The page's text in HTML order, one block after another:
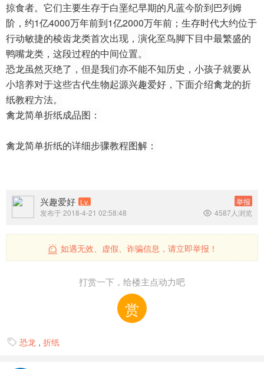
掠食者。它们主要生存于白垩纪早期的凡蓝今阶到巴列姆
阶，约1亿4000万年前到1亿2000万年前；生存时代大约位于
行动敏捷的棱齿龙类首次出现，演化至鸟脚下目中最繁盛的
鸭嘴龙类，这段过程的中间位置。
恐龙虽然灭绝了，但是我们亦不能不知历史，小孩子就要从
小培养对于这些古代生物起源兴趣爱好，下面介绍禽龙的折
纸教程方法。
禽龙简单折纸成品图：
禽龙简单折纸的详细步骤教程图解：
兴趣爱好 Lv.
举报
发布于 2018-4-21 02:58:48
 4587人浏览
 如遇无效、虚假、诈骗信息，请立即举报！
打赏一下，给楼主点动力吧
赏
 恐龙 , 折纸